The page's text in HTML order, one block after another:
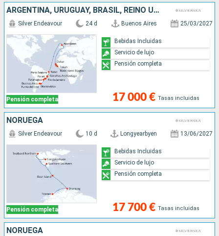
ARGENTINA, URUGUAY, BRASIL, REINO UNIDO, SIERRA LEON, GUINEA, SENEGAL
Pensión completa
Silver Endeavour 24 d Buenos Aires 25/03/2027
17 000 € Tasas incluidas
Bebidas Incluidas
Servicio de lujo
Pensión completa
NORUEGA
Pensión completa
Silver Endeavour 10 d Longyearbyen 13/06/2027
17 700 € Tasas incluidas
Bebidas Incluidas
Servicio de lujo
Pensión completa
NORUEGA